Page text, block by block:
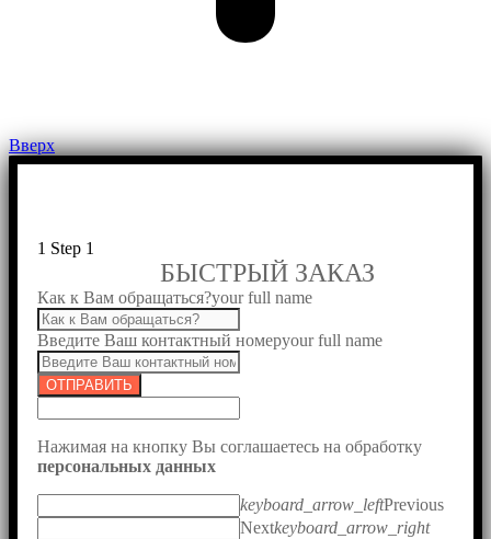
Вверх
1 Step 1
БЫСТРЫЙ ЗАКАЗ
Как к Вам обращаться?your full name
Введите Ваш контактный номерyour full name
ОТПРАВИТЬ
Нажимая на кнопку Вы соглашаетесь на обработку
персональных данных
keyboard_arrow_leftPrevious
Nextkeyboard_arrow_right